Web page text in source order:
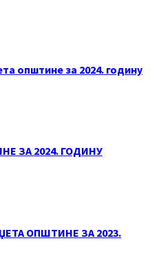
општине за 2024. годину
ЗА 2024. ГОДИНУ
ОПШТИНЕ ЗА 2023.